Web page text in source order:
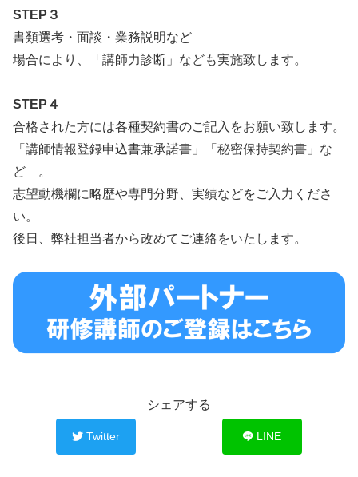
STEP３
書類選考・面談・業務説明など
場合により、「講師力診断」なども実施致します。
STEP４
合格された方には各種契約書のご記入をお願い致します。
「講師情報登録申込書兼承諾書」「秘密保持契約書」な
ど 。
志望動機欄に略歴や専門分野、実績などをご入力くださ
い。
後日、弊社担当者から改めてご連絡をいたします。
シェアする
Twitter LINE